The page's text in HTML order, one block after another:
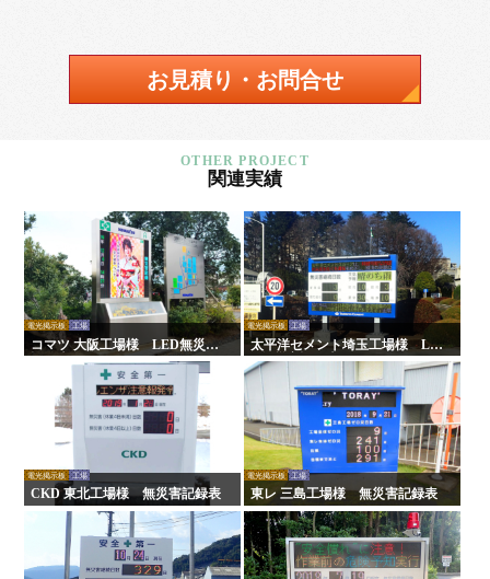
お見積り・お問合せ
関連実績
電光掲示板 工場
コマツ 大阪工場様 LED無災害
記録表
電光掲示板 工場
太平洋セメント埼玉工場様 LE
D無災害記録表
電光掲示板 工場
CKD 東北工場様 無災害記録表
電光掲示板 工場
東レ 三島工場様 無災害記録表